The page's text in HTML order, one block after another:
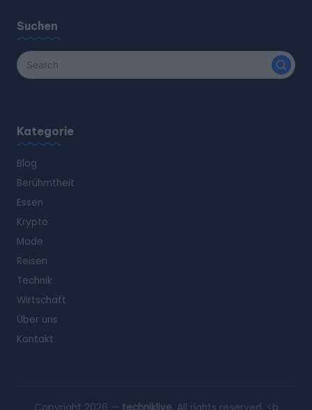
Suchen
Kategorie
Blog
Berühmtheit
Essen
Krypto
Mode
Reisen
Technik
Wirtschaft
Über uns
Kontakt